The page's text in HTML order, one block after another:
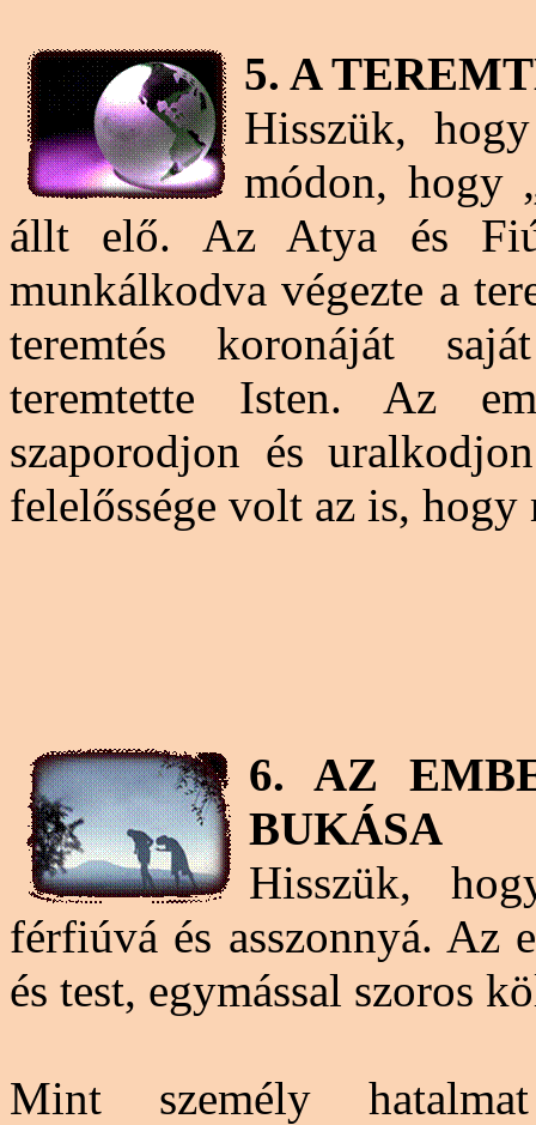
5. A
Hisszük,
módon, hogy
állt elő. Az Atya és
munkálkodva végezte a
teremtés koronáját
teremtette Isten. Az
szaporodjon és
felelőssége volt az is, hogy
6. AZ
BUKÁSA
Hisszük,
férfiúvá és asszonnyá. Az
és test, egymással szoros
Mint személy